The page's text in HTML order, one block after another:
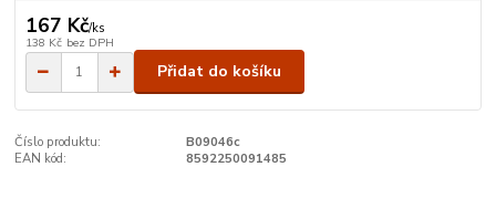
167 Kč/ks
138 Kč bez DPH
Přidat do košíku
Číslo produktu:
B09046c
EAN kód:
8592250091485